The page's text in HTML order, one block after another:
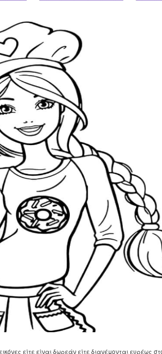
είτε είναι δωρεάν είτε διανέμονται ευρέως